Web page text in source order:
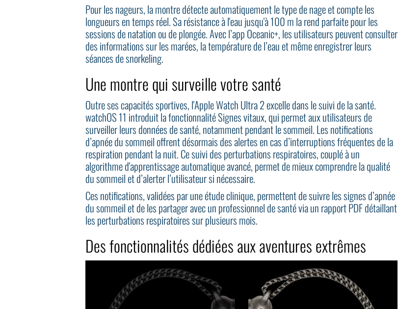
Pour les nageurs, la montre détecte automatiquement le type de nage et compte les
longueurs en temps réel. Sa résistance à l'eau jusqu'à 100 m la rend parfaite pour les
sessions de natation ou de plongée. Avec l’app Oceanic+, les utilisateurs peuvent consulter
des informations sur les marées, la température de l’eau et même enregistrer leurs
séances de snorkeling.
Une montre qui surveille votre santé
Outre ses capacités sportives, l'Apple Watch Ultra 2 excelle dans le suivi de la santé.
watchOS 11 introduit la fonctionnalité Signes vitaux, qui permet aux utilisateurs de
surveiller leurs données de santé, notamment pendant le sommeil. Les notifications
d’apnée du sommeil offrent désormais des alertes en cas d’interruptions fréquentes de la
respiration pendant la nuit. Ce suivi des perturbations respiratoires, couplé à un
algorithme d'apprentissage automatique avancé, permet de mieux comprendre la qualité
du sommeil et d’alerter l’utilisateur si nécessaire.
Ces notifications, validées par une étude clinique, permettent de suivre les signes d’apnée
du sommeil et de les partager avec un professionnel de santé via un rapport PDF détaillant
les perturbations respiratoires sur plusieurs mois.
Des fonctionnalités dédiées aux aventures extrêmes